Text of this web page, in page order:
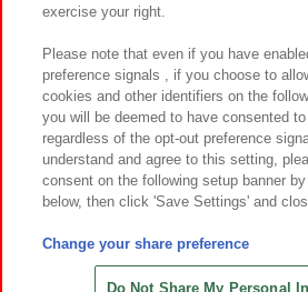
お取引先さまとともに
カスタマーハラスメント対応方針 よくあ
©Bandai Namco
©Bandai Namco Amusement
©HANAYASHIKI Co., Ltd. All
exercise your right.
Please note that even if you have
preference signals , if you choose to
cookies and other identifiers on the
you will be deemed to have consented
regardless of the opt-out preference
understand and agree to this setting,
consent on the following setup banner
below, then click 'Save Settings' and
Change your share preference
Do Not Share My Personal